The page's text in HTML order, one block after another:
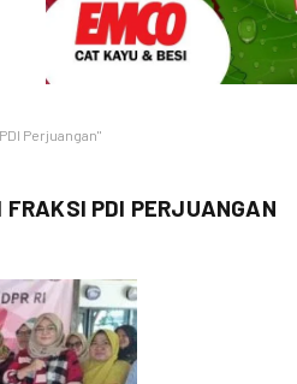
Perjuangan"
FRAKSI PDI PERJUANGAN